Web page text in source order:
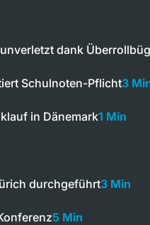
dank
Schulnoten-Pflicht3
in Dänemark1 Min
durchgeführt3 Min
5 Min